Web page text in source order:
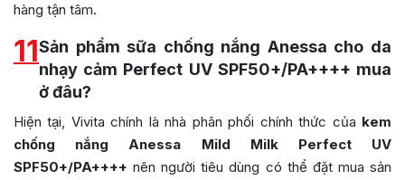
hàng tận tâm.
11Sản phẩm sữa chống nắng Anessa cho da
nhạy cảm Perfect UV SPF50+/PA++++ mua
ở đâu?
Hiện tại, Vivita chính là nhà phân phối chính thức của kem
chống nắng Anessa Mild Milk Perfect UV
SPF50+/PA++++ nên người tiêu dùng có thể đặt mua sản